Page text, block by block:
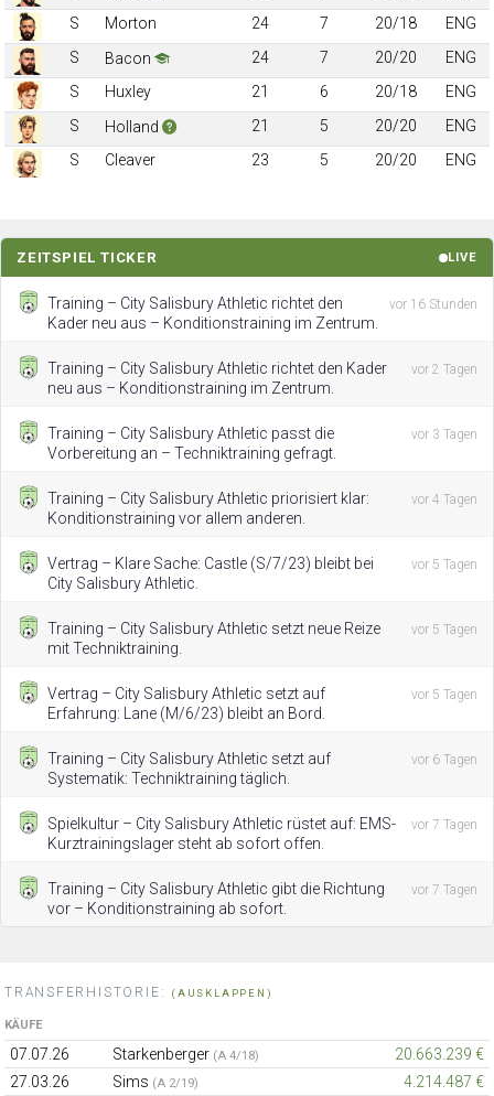
S
Morton 24 7 20/18
ENG
S
Bacon 24 7 20/20
ENG
S
Huxley 21 6 20/18
ENG
S
Holland 21 5 20/20
ENG
S
Cleaver 23 5 20/20 ENG
ZEITSPIEL TICKER LIVE
Training – City Salisbury Athletic richtet den
Kader neu aus – Konditionstraining im Zentrum.
vor 16 Stunden
Training – City Salisbury Athletic richtet den Kader
neu aus – Konditionstraining im Zentrum.
vor 2 Tagen
Training – City Salisbury Athletic passt die
Vorbereitung an – Techniktraining gefragt.
vor 3 Tagen
Training – City Salisbury Athletic priorisiert klar:
Konditionstraining vor allem anderen.
vor 4 Tagen
Vertrag – Klare Sache: Castle (S/7/23) bleibt bei
City Salisbury Athletic.
vor 5 Tagen
Training – City Salisbury Athletic setzt neue Reize
mit Techniktraining.
vor 5 Tagen
Vertrag – City Salisbury Athletic setzt auf
Erfahrung: Lane (M/6/23) bleibt an Bord.
vor 5 Tagen
Training – City Salisbury Athletic setzt auf
Systematik: Techniktraining täglich.
vor 6 Tagen
Spielkultur – City Salisbury Athletic rüstet auf: EMS-
Kurztrainingslager steht ab sofort offen.
vor 7 Tagen
Training – City Salisbury Athletic gibt die Richtung
vor – Konditionstraining ab sofort.
vor 7 Tagen
TRANSFERHISTORIE: (AUSKLAPPEN)
KÄUFE
07.07.26 Starkenberger (A 4/18)
20.663.239 €
27.03.26
Sims (A 2/19)
4.214.487 €